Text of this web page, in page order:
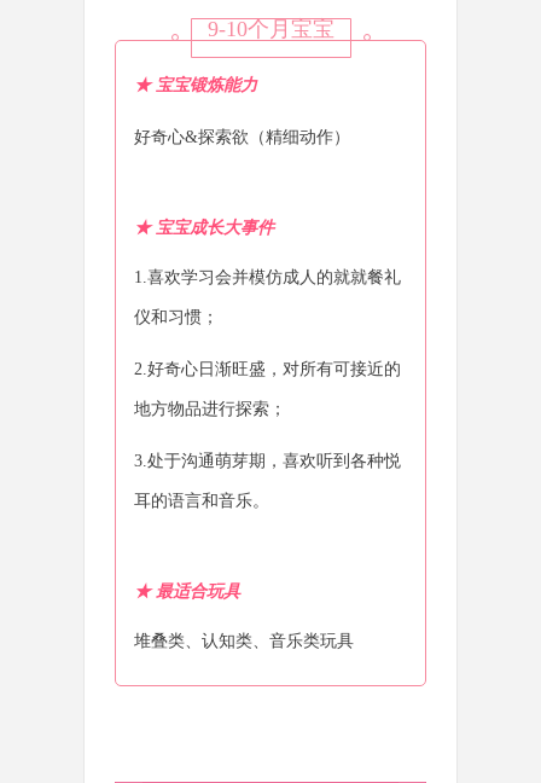
9-10个月宝宝
★ 宝宝锻炼能力
好奇心&探索欲（精细动作）
★ 宝宝成长大事件
1.喜欢学习会并模仿成人的就就餐礼
仪和习惯；
2.好奇心日渐旺盛，对所有可接近的
地方物品进行探索；
3.处于沟通萌芽期，喜欢听到各种悦
耳的语言和音乐。
★ 最适合玩具
堆叠类、认知类、音乐类玩具